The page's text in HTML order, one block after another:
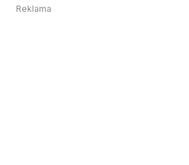
Reklama